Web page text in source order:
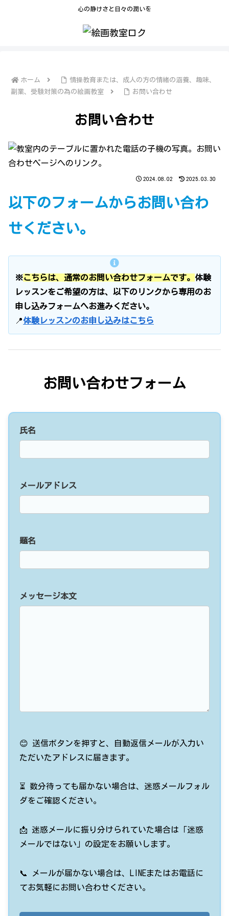
心の静けさと日々の潤いを
ホーム
情操教育または、成人の方の情緒の涵養、趣味、
副業、受験対策の為の絵画教室
お問い合わせ
お問い合わせ
2024.08.02 2025.03.30
以下のフォームからお問い合わ
せください。
※こちらは、通常のお問い合わせフォームです。 体験
レッスンをご希望の方は、以下のリンクから専用のお
申し込みフォームへお進みください。
📍体験レッスンのお申し込みはこちら
お問い合わせフォーム
氏名
メールアドレス
題名
メッセージ本文
😊 送信ボタンを押すと、自動返信メールが入力い
ただいたアドレスに届きます。
⏳ 数分待っても届かない場合は、迷惑メールフォル
ダをご確認ください。
📩 迷惑メールに振り分けられていた場合は「迷惑
メールではない」の設定をお願いします。
📞 メールが届かない場合は、LINEまたはお電話に
てお気軽にお問い合わせください。